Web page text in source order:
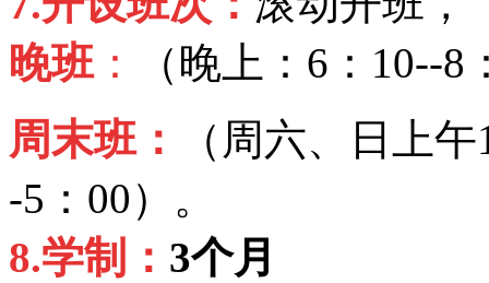
晚班：
（晚上：6：10--8
周末班：
（周六、日上
-5：00）。
8.学制： 3个月